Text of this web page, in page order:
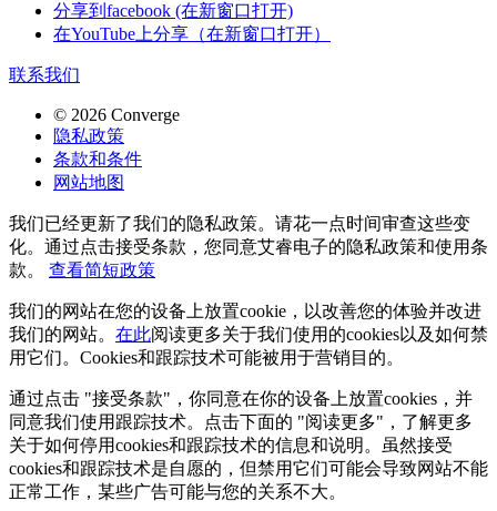
分享到facebook (在新窗口打开)
在YouTube上分享（在新窗口打开）
联系我们
© 2026 Converge
隐私政策
条款和条件
网站地图
我们已经更新了我们的隐私政策。请花一点时间审查这些变
化。通过点击接受条款，您同意艾睿电子的隐私政策和使用条
款。 查看简短政策
我们的网站在您的设备上放置cookie，以改善您的体验并改进
我们的网站。 在此阅读更多关于我们使用的cookies以及如何禁
用它们。Cookies和跟踪技术可能被用于营销目的。
通过点击 "接受条款"，你同意在你的设备上放置cookies，并
同意我们使用跟踪技术。点击下面的 "阅读更多"，了解更多
关于如何停用cookies和跟踪技术的信息和说明。虽然接受
cookies和跟踪技术是自愿的，但禁用它们可能会导致网站不能
正常工作，某些广告可能与您的关系不大。